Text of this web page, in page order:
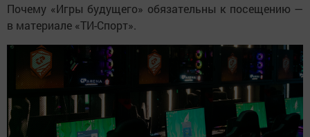
Почему «Игры будущего» обязательны к посещению —
в материале «ТИ-Спорт».